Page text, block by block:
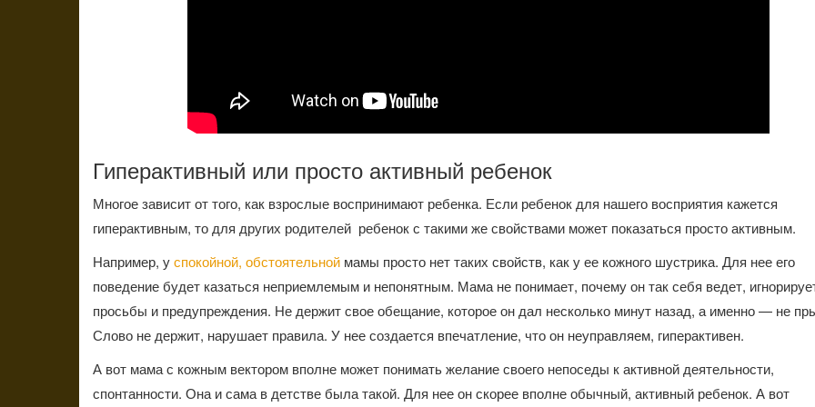
Гиперактивный или просто активный ребенок
Многое зависит от того, как взрослые воспринимают ребенка. Если ребенок для нашего восприятия кажется
гиперактивным, то для других родителей ребенок с такими же свойствами может показаться просто активным.
Например, успокойной, обстоятельной мамы просто нет таких свойств, как у ее кожного шустрика. Для нее его
поведение будет казаться неприемлемым и непонятным. Мама не понимает, почему он так себя ведет,
просьбы и предупреждения. Не держит свое обещание, которое он дал несколько минут назад, а именно — не
Слово не держит, нарушает правила. У нее создается впечатление, что он неуправляем, гиперактивен.
А вот мама с кожным вектором вполне может понимать желание своего непоседы к активной деятельности,
спонтанности. Она и сама в детстве была такой. Для нее он скорее вполне обычный, активный ребенок. А вот